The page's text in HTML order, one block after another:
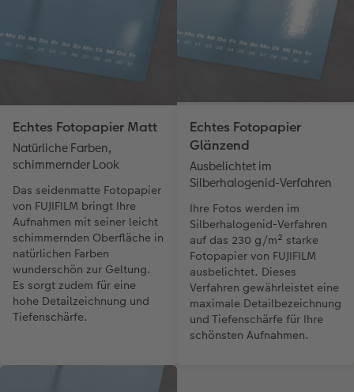
Echtes Fotopapier Matt
Natürliche Farben,
schimmernder Look
Das seidenmatte Fotopapier
von FUJIFILM bringt Ihre
Aufnahmen mit seiner leicht
schimmernden Oberfläche in
natürlichen Farben
wunderschön zur Geltung.
Es sorgt zudem für eine
hohe Detailzeichnung und
Tiefenschärfe.
Echtes Fotopapier
Glänzend
Ausbelichtet im
Silberhalogenid-Verfahren
Ihre Fotos werden im
Silberhalogenid-Verfahren
auf das 230 g/m² starke
Fotopapier von FUJIFILM
ausbelichtet. Dieses
Verfahren gewährleistet eine
maximale Detailbezeichnung
und Tiefenschärfe für Ihre
schönsten Aufnahmen.